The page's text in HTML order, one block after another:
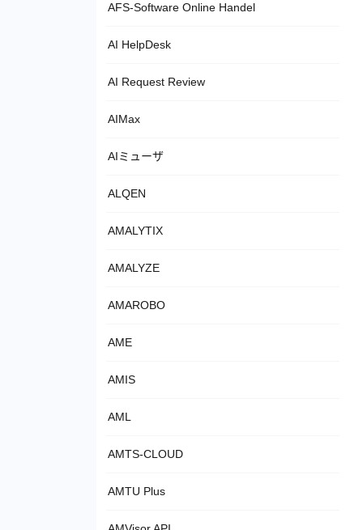
AFS-Software Online Handel
AI HelpDesk
AI Request Review
AIMax
AIミューザ
ALQEN
AMALYTIX
AMALYZE
AMAROBO
AME
AMIS
AML
AMTS-CLOUD
AMTU Plus